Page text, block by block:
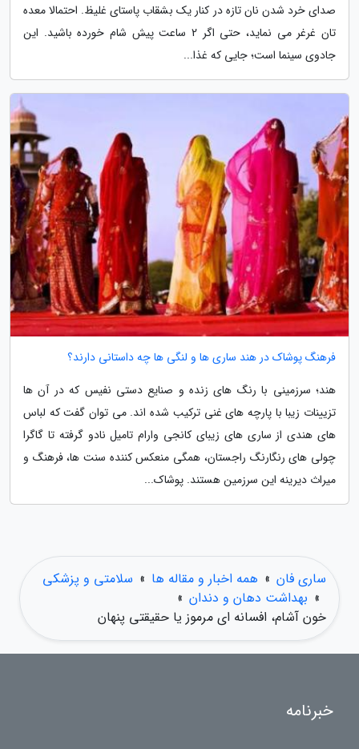
صدای خرد شدن نان تازه در کنار یک بشقاب پاستای غلیظ. احتمالا معده
تان غرغر می نماید، حتی اگر 2 ساعت پیش شام خورده باشید. این
جادوی سینما است؛ جایی که غذا...
فرهنگ پوشاک در هند ساری ها و لنگی ها چه داستانی دارند؟
هند؛ سرزمینی با رنگ های زنده و صنایع دستی نفیس که در آن ها
تزیینات زیبا با پارچه های غنی ترکیب شده اند. می توان گفت که لباس
های هندی از ساری های زیبای کانجی وارام تامیل نادو گرفته تا گاگرا
چولی های رنگارنگ راجستان، همگی منعکس کننده سنت ها، فرهنگ و
میراث دیرینه این سرزمین هستند. پوشاک...
ساری فان » همه اخبار و مقاله ها » سلامتی و پزشکی
» بهداشت دهان و دندان »
خون آشام، افسانه ای مرموز یا حقیقتی پنهان
خبرنامه